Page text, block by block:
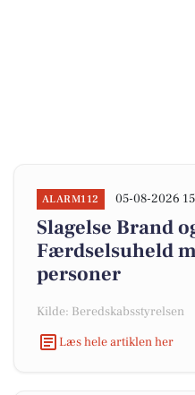
ALARM112 05-08-2026
Slagelse Brand
Færdselsuheld
personer
Kilde: Beredskabsstyrelsen
Læs hele artiklen her